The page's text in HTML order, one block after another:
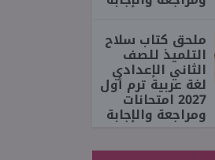
ملحق كتاب سلاح
التلميذ للصف
الثاني الإعدادي
لغة عربية ترم أول
2027 امتحانات
ومراجعة والإجابة